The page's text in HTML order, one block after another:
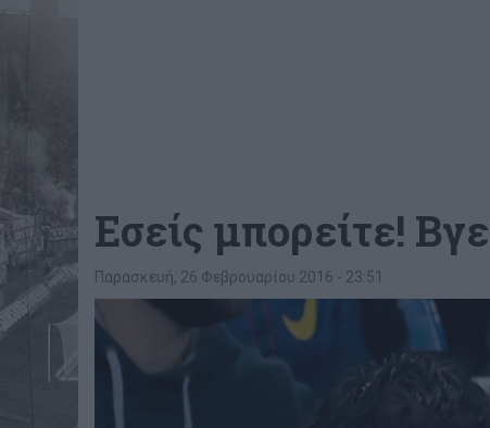
Εσείς μπορείτε!
Παρασκευή, 26 Φεβρουαρίου 2016 - 23:51